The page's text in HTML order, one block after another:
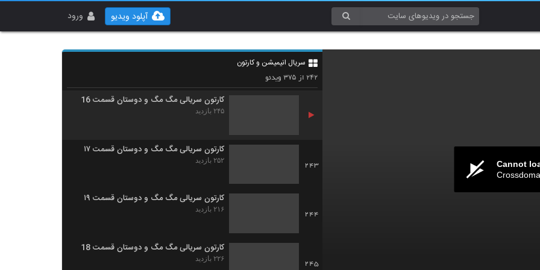
ورود آپلود ویدیو
Cannot
سریال انیمیشن و کارتون
۲۴۲ از ۳۷۵ویدئو
241
کارتون سریالی مگ مگ و دوستان قسمت 15
کارتون سریالی مگ مگ و دوستان قسمت 16
۲۴۵ بازدید
243
کارتون سریالی مگ مگ و دوستان قسمت ۱۷
۲۵۲ بازدید
244
کارتون سریالی مگ مگ و دوستان قسمت ۱۹
۲۱۶ بازدید
245
کارتون سریالی مگ مگ و دوستان قسمت 18
۲۲۶ بازدید